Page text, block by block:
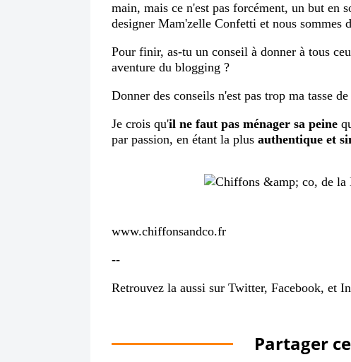
main, mais ce n'est pas forcément, un but en
designer Mam'zelle Confetti et nous sommes
Pour finir, as-tu un conseil à donner à tous
aventure du blogging ?
Donner des conseils n'est pas trop ma tasse
Je crois qu'il ne faut pas ménager sa peine
par passion, en étant la plus authentique et
www.chiffonsandco.fr
--
Retrouvez la aussi sur Twitter, Facebook, et
Partager